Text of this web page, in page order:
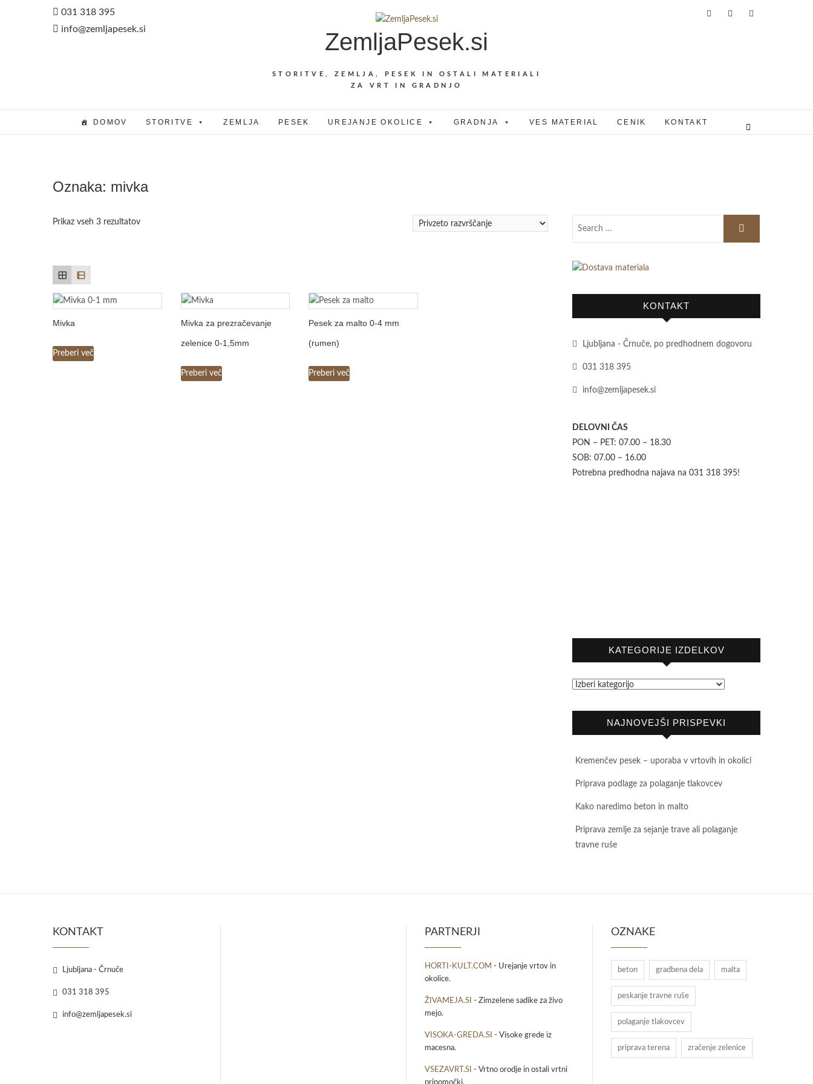
031 318 395
info@zemljapesek.si
ZemljaPesek.si
STORITVE, ZEMLJA, PESEK IN OSTALI MATERIALI
ZA VRT IN GRADNJO
DOMOV STORITVE ZEMLJA PESEK UREJANJE OKOLICE GRADNJA VES MATERIAL CENIK KONTAKT
Oznaka: mivka
Prikaz vseh 3 rezultatov
Mivka
Preberi več
Mivka za prezračevanje
zelenice 0-1,5mm
Preberi več
Pesek za malto 0-4 mm
(rumen)
Preberi več
KONTAKT
Ljubljana - Črnuče, po predhodnem dogovoru
031 318 395
info@zemljapesek.si
DELOVNI ČAS
PON – PET: 07.00 – 18.30
SOB: 07.00 – 16.00
Potrebna predhodna najava na 031 318 395!
KATEGORIJE IZDELKOV
NAJNOVEJŠI PRISPEVKI
Kremenčev pesek – uporaba v vrtovih in okolici
Priprava podlage za polaganje tlakovcev
Kako naredimo beton in malto
Priprava zemlje za sejanje trave ali polaganje
travne ruše
KONTAKT
Ljubljana - Črnuče
031 318 395
info@zemljapesek.si
PARTNERJI
HORTI-KULT.COM - Urejanje vrtov in
okolice.
ŽIVAMEJA.SI - Zimzelene sadike za živo
mejo.
VISOKA-GREDA.SI - Visoke grede iz
macesna.
VSEZAVRT.SI - Vrtno orodje in ostali vrtni
OZNAKE
beton gradbena dela malta
peskanje travne ruše
polaganje tlakovcev
priprava terena zračenje zelenice